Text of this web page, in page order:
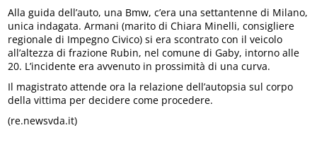
Alla guida dell’auto, una Bmw, c’era una settantenne di Milano,
unica indagata. Armani (marito di Chiara Minelli, consigliere
regionale di Impegno Civico) si era scontrato con il veicolo
all’altezza di frazione Rubin, nel comune di Gaby, intorno alle
20. L’incidente era avvenuto in prossimità di una curva.
Il magistrato attende ora la relazione dell’autopsia sul corpo
della vittima per decidere come procedere.
(re.newsvda.it)